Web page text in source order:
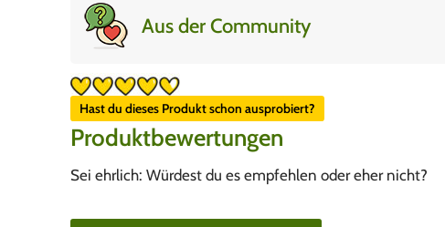
Aus der Community
Hast du dieses Produkt schon ausprobiert?
Produktbewertungen
Sei ehrlich: Würdest du es empfehlen oder eher nicht?